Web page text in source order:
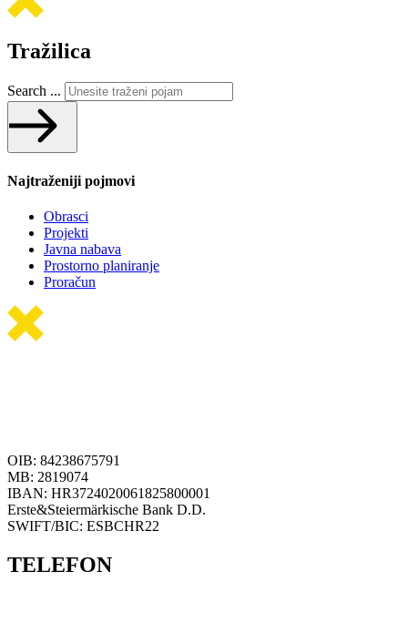
Tražilica
Search ...
Najtraženiji pojmovi
Obrasci
Projekti
Javna nabava
Prostorno planiranje
Proračun
OIB: 84238675791
MB: 2819074
IBAN: HR3724020061825800001
Erste&Steiermärkische Bank D.D.
SWIFT/BIC: ESBCHR22
TELEFON